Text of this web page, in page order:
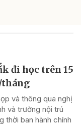
đi học trên 15
tháng
và thông qua nghị
và trường nội trú
thời ban hành chính